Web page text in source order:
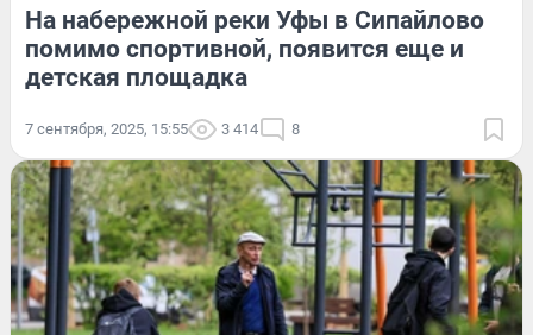
На набережной реки Уфы в Сипайлово
помимо спортивной, появится еще и
детская площадка
7 сентября, 2025, 15:55 3 414 8